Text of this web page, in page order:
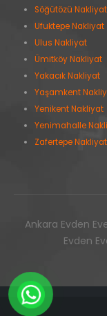
Söğütözü Nakliyat
Ufuktepe Nakliyat
Ulus Nakliyat
Ümitköy Nakliyat
Yakacık Nakliyat
Yaşamkent
Yenikent Nakliyat
Yenimahalle
Zafertepe Nakliyat
Ankara Evden
Evden